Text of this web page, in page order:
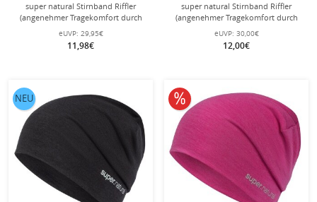
super natural Stirnband Riffler
(angenehmer Tragekomfort durch
Merinowolle) dunkelblau - 1 Stück
eUVP: 29,95€
11,98€
super natural Stirnband Riffler
(angenehmer Tragekomfort durch
Merinowolle) schwarz - 1 Stück
eUVP: 30,00€
12,00€
NEU 10% reduziert